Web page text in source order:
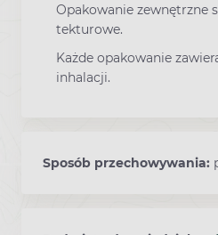
Opakowanie zewnętrzne
tekturowe.
Każde opakowanie
inhalacji.
Sposób przechowywania: